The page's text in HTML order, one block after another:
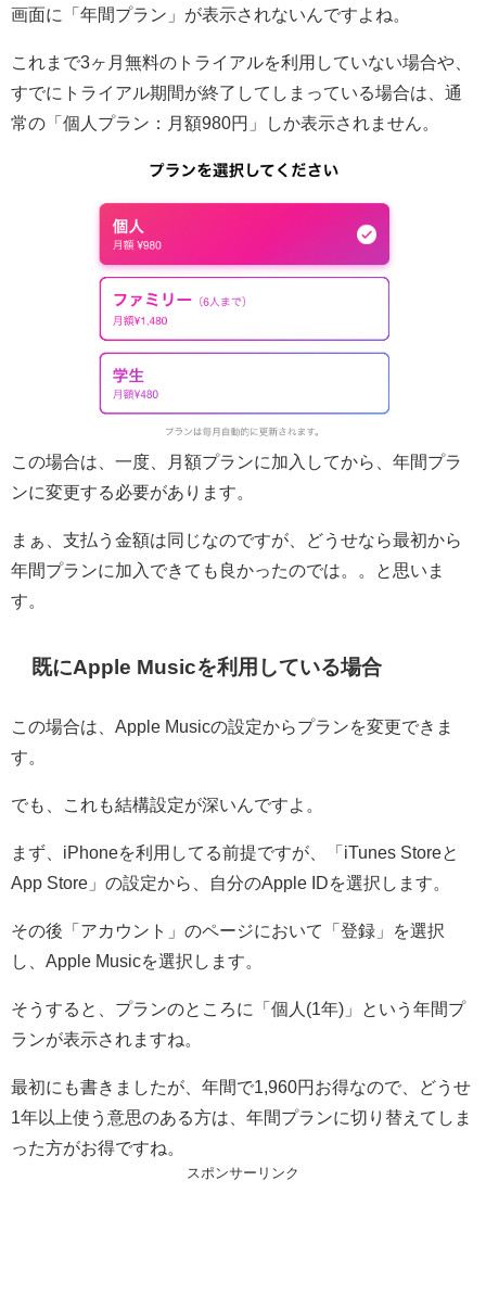
画面に「年間プラン」が表示されないんですよね。
これまで3ヶ月無料のトライアルを利用していない場合や、
すでにトライアル期間が終了してしまっている場合は、通
常の「個人プラン：月額980円」しか表示されません。
この場合は、一度、月額プランに加入してから、年間プラ
ンに変更する必要があります。
まぁ、支払う金額は同じなのですが、どうせなら最初から
年間プランに加入できても良かったのでは。。と思いま
す。
既にApple Musicを利用している場合
この場合は、Apple Musicの設定からプランを変更できま
す。
でも、これも結構設定が深いんですよ。
まず、iPhoneを利用してる前提ですが、「iTunes Storeと
App Store」の設定から、自分のApple IDを選択します。
その後「アカウント」のページにおいて「登録」を選択
し、Apple Musicを選択します。
そうすると、プランのところに「個人(1年)」という年間プ
ランが表示されますね。
最初にも書きましたが、年間で1,960円お得なので、どうせ
1年以上使う意思のある方は、年間プランに切り替えてしま
った方がお得ですね。
スポンサーリンク